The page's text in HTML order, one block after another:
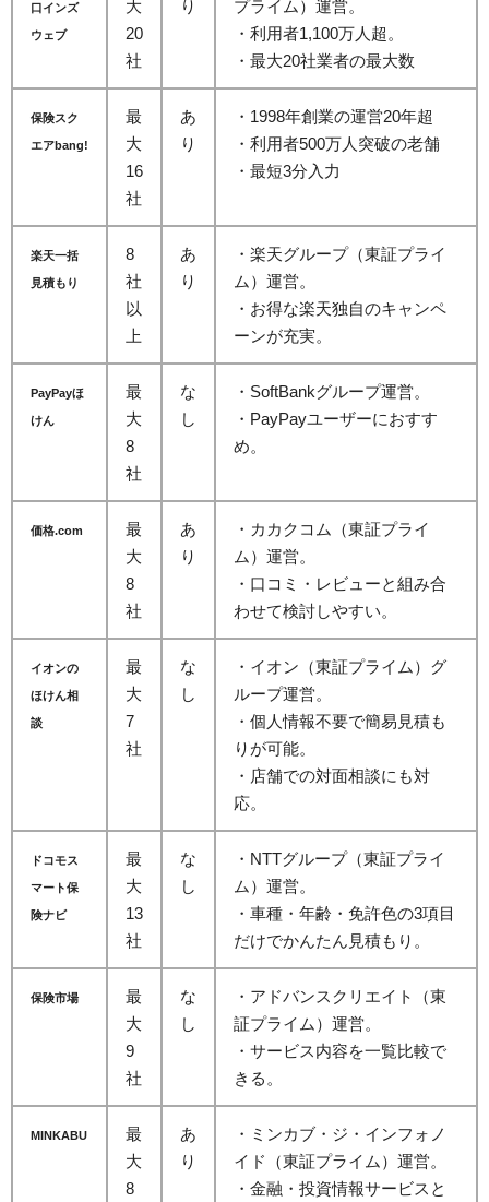
口インズ
ウェブ
大
20
社
り
プライム）運営。
・利用者1,100万人超。
・最大20社業者の最大数
保険スク
エアbang!
最
大
16
社
あ
り
・1998年創業の運営20年超
・利用者500万人突破の老舗
・最短3分入力
楽天一括
見積もり
8
社
以
上
あ
り
・楽天グループ（東証プライ
ム）運営。
・お得な楽天独自のキャンペ
ーンが充実。
PayPayほ
けん
最
大
8
社
な
し
・SoftBankグループ運営。
・PayPayユーザーにおすす
め。
価格.com
最
大
8
社
あ
り
・カカクコム（東証プライ
ム）運営。
・口コミ・レビューと組み合
わせて検討しやすい。
イオンの
ほけん相
談
最
大
7
社
な
し
・イオン（東証プライム）グ
ループ運営。
・個人情報不要で簡易見積も
りが可能。
・店舗での対面相談にも対
応。
ドコモス
マート保
険ナビ
最
大
13
社
な
し
・NTTグループ（東証プライ
ム）運営。
・車種・年齢・免許色の3項目
だけでかんたん見積もり。
保険市場
最
大
9
社
な
し
・アドバンスクリエイト（東
証プライム）運営。
・サービス内容を一覧比較で
きる。
MINKABU
最
大
8
あ
り
・ミンカブ・ジ・インフォノ
イド（東証プライム）運営。
・金融・投資情報サービスと